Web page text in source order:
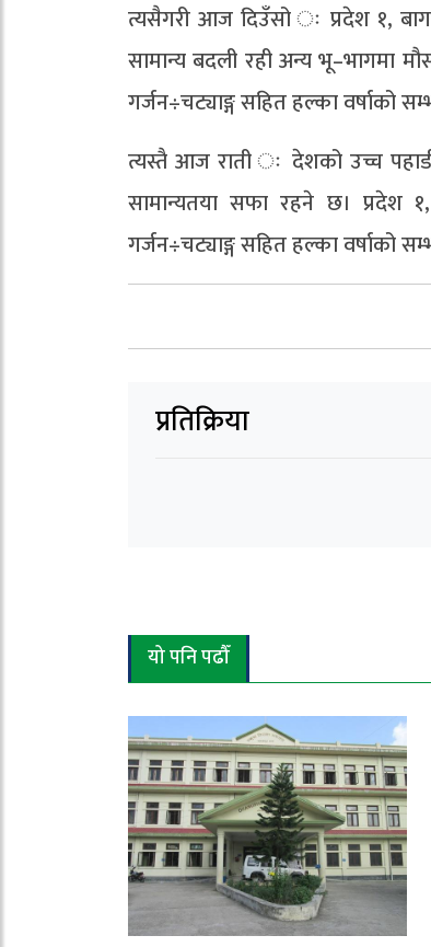
त्यसैगरी आज दिउँसो ः प्रदेश १,
सामान्य बदली रही अन्य भू–भागमा
गर्जन÷चट्याङ्ग सहित हल्का वर्षाको
त्यस्तै आज राती ः देशको उच्च
सामान्यतया सफा रहने छ। प्रदेश
गर्जन÷चट्याङ्ग सहित हल्का वर्षाको
प्रतिक्रिया
यो पनि पढौँ